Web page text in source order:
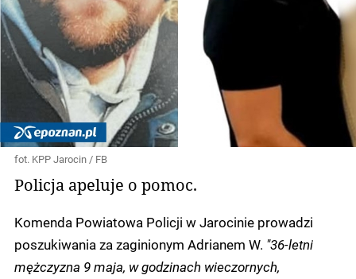
fot. KPP Jarocin / FB
Policja apeluje o pomoc.
Komenda Powiatowa Policji w Jarocinie prowadzi
poszukiwania za zaginionym Adrianem W. "36-letni
mężczyzna 9 maja, w godzinach wieczornych,